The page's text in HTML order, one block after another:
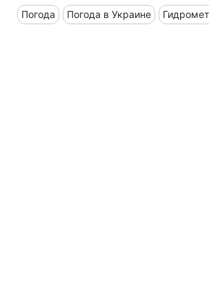
Погода Погода в Украине